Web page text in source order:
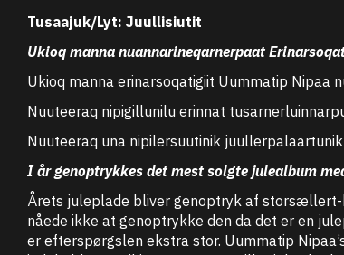
Tusaajuk/Lyt: Juullisiutit
Ukioq manna nuannarineqarnerpaat
Ukioq manna erinarsoqatigiit Uummatip Nipaa
Nuuteeraq nipigillunilu erinnat
Nuuteeraq una nipilersuutinik
I år genoptrykkes det mest solgte julealbum
Årets juleplade bliver genoptryk af storsællert-
nåede ikke at genoptrykke den da det er en
er efterspørgslen ekstra stor. Uummatip